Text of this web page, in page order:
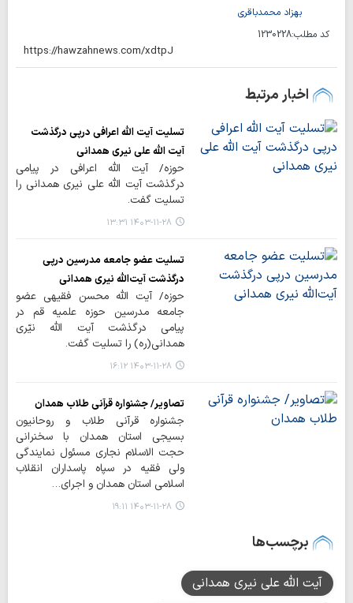
بهزاد محمدباقری
کد مطلب:1230228
اخبار مرتبط
تسلیت آیت الله اعرافی درپی درگذشت
آیت الله علی نیری همدانی
حوزه/ آیت الله اعرافی در پیامی
درگذشت آیت الله علی نیری همدانی را
تسلیت گفت.
۱۴۰۳-۱۱-۲۸ ۱۳:۳۱
تسلیت عضو جامعه مدرسین درپی
درگذشت آیت‌الله نیری همدانی
حوزه/ آیت الله محسن فقیهی عضو
جامعه مدرسین حوزه علمیه قم در
پیامی درگذشت آیت الله نیّری
همدانی(ره) را تسلیت گفت.
۱۴۰۳-۱۱-۲۸ ۱۶:۱۲
تصاویر/ جشنواره قرآنی طلاب همدان
جشنواره قرآنی طلاب و روحانیون
بسیجی استان همدان با سخنرانی
حجت الاسلام نجاری مسئول نمایندگی
ولی فقیه در سپاه پاسداران انقلاب
اسلامی استان همدان و اجرای…
۱۴۰۳-۱۱-۲۸ ۱۹:۱۱
برچسب‌ها
آیت الله علی نیری همدانی